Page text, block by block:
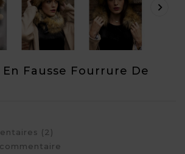

Fausse Fourrure De
(2)